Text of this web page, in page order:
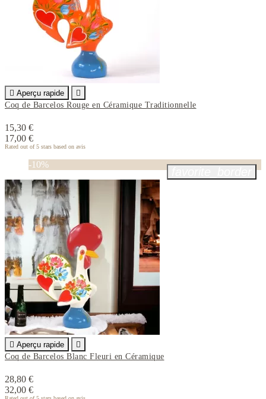
 Aperçu rapide

Coq de Barcelos Rouge en Céramique Traditionnelle
15,30 €
17,00 €
Rated out of 5 stars based on avis
-10%
 Aperçu rapide

Coq de Barcelos Blanc Fleuri en Céramique
28,80 €
32,00 €